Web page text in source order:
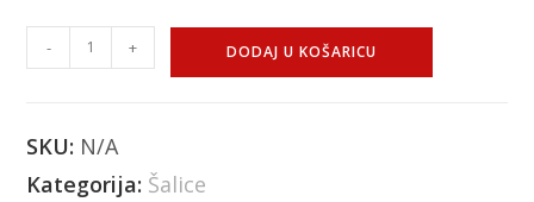
- + DODAJ U KOŠARICU
SKU: N/A
Kategorija: Šalice